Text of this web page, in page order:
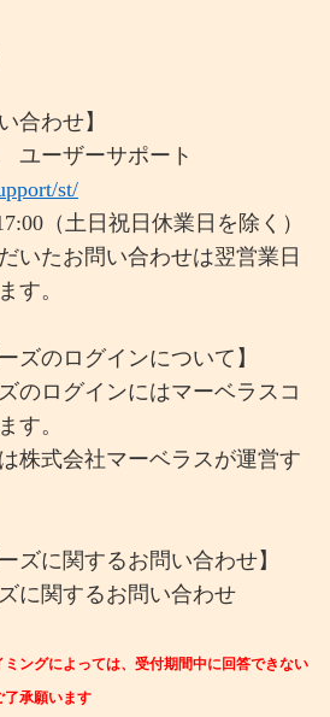
合わせ】
ユーザーサポート
st/
（土日祝日休業日を除く）
いたお問い合わせは翌営業日
す。
ズのログインについて】
のログインにはマーベラスコ
す。
株式会社マーベラスが運営す
ズに関するお問い合わせ】
に関するお問い合わせ
ングによっては、受付期間中に回答できない
了承願います